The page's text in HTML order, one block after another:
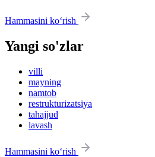
Hammasini ko‘rish
Yangi so'zlar
villi
mayning
namtob
restrukturizatsiya
tahajjud
lavash
Hammasini ko‘rish